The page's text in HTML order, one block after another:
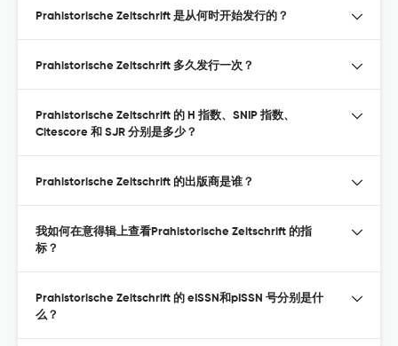
Prahistorische Zeitschrift 是从何时开始发行的？
Prahistorische Zeitschrift 多久发行一次？
Prahistorische Zeitschrift 的 H 指数、SNIP 指数、
Citescore 和 SJR 分别是多少？
Prahistorische Zeitschrift 的出版商是谁？
我如何在意得辑上查看Prahistorische Zeitschrift 的指
标？
Prahistorische Zeitschrift 的 eISSN和pISSN 号分别是什
么？